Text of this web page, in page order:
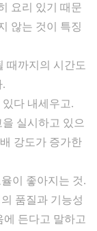
요리 있기 때문
않는 것이 특징
때까지의 시간도
.
다 내세우고.
실시하고 있으
강도가 증가한
이 좋아지는 것.
품질과 기능성
든다고 말하고